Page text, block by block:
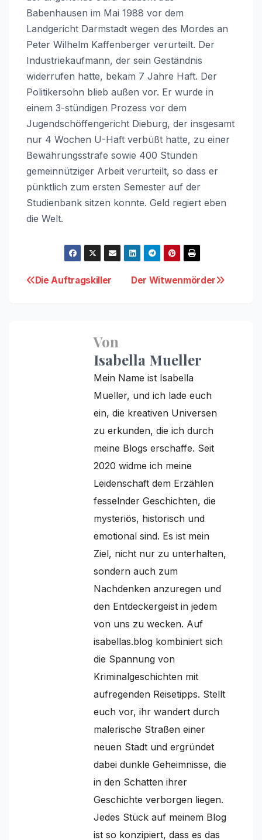
Babenhausen im Mai 1988 vor dem
Landgericht Darmstadt wegen des Mordes an
Peter Wilhelm Kaffenberger verurteilt. Der
Industriekaufmann, der sein Geständnis
widerrufen hatte, bekam 7 Jahre Haft. Der
Politikersohn blieb außen vor. Er wurde in
einem 3-stündigen Prozess vor dem
Jugendschöffengericht Dieburg, der insgesamt
nur 4 Wochen U-Haft verbüßt hatte, zu einer
Bewährungsstrafe sowie 400 Stunden
gemeinnütziger Arbeit verurteilt, so dass er
pünktlich zum ersten Semester auf der
Studienbank sitzen konnte. Geld regiert eben
die Welt.
Beitragsnavigation
Der Witwenmörder
Die Auftragskiller
Von
Isabella Mueller
Mein Name ist Isabella
Mueller, und ich lade euch
ein, die kreativen Universen
zu erkunden, die ich durch
meine Blogs erschaffe. Seit
2020 widme ich meine
Leidenschaft dem Erzählen
fesselnder Geschichten, die
mysteriös, historisch und
emotional sind. Es ist mein
Ziel, nicht nur zu unterhalten,
sondern auch zum
Nachdenken anzuregen und
den Entdeckergeist in jedem
von uns zu wecken. Auf
isabellas.blog kombiniert sich
die Spannung von
Kriminalgeschichten mit
aufregenden Reisetipps. Stellt
euch vor, ihr wandert durch
malerische Straßen einer
neuen Stadt und ergründet
dabei dunkle Geheimnisse, die
in den Schatten ihrer
Geschichte verborgen liegen.
Jedes Stück auf meinem Blog
ist so konzipiert, dass es das